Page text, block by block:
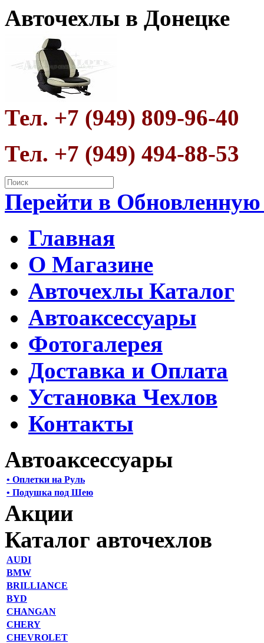
Авточехлы в Донецке
Тел. +7 (949) 809-96-40
Тел. +7 (949) 494-88-53
Перейти в
Главная
О Магазине
Авточехлы Каталог
Автоаксессуары
Фотогалерея
Доставка и Оплата
Установка Чехлов
Контакты
Автоаксессуары
• Оплетки на Руль
• Подушка под Шею
Акции
Каталог авточехлов
AUDI
BMW
BRILLIANCE
BYD
CHANGAN
CHERY
CHEVROLET